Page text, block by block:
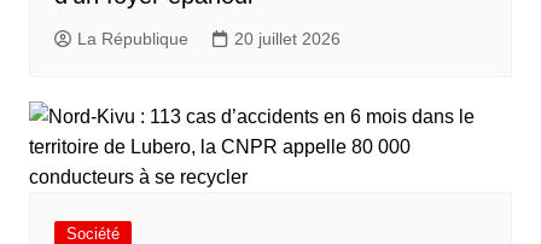
La République 20 juillet 2026
Société